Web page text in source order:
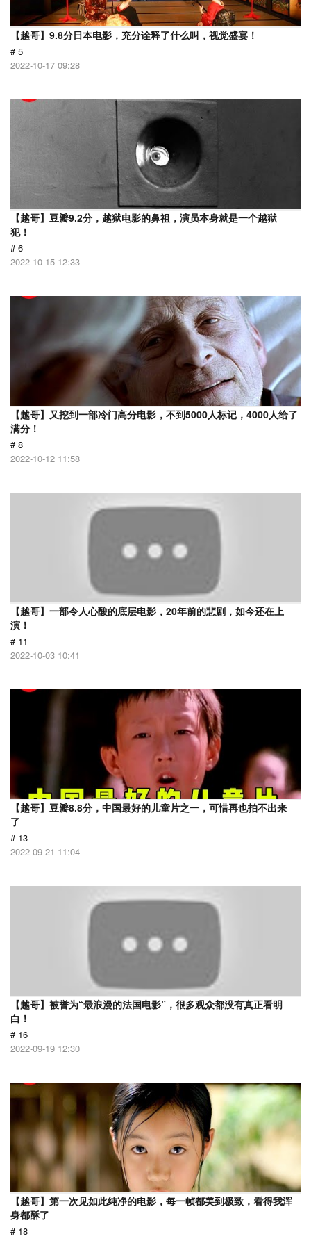
【越哥】9.8分日本电影，充分诠释了什么叫，视觉盛宴！
# 5
2022-10-17 09:28
【越哥】豆瓣9.2分，越狱电影的鼻祖，演员本身就是一个越狱
犯！
# 6
2022-10-15 12:33
【越哥】又挖到一部冷门高分电影，不到5000人标记，4000人给了
满分！
# 8
2022-10-12 11:58
【越哥】一部令人心酸的底层电影，20年前的悲剧，如今还在上
演！
# 11
2022-10-03 10:41
【越哥】豆瓣8.8分，中国最好的儿童片之一，可惜再也拍不出来
了
# 13
2022-09-21 11:04
【越哥】被誉为“最浪漫的法国电影”，很多观众都没有真正看明
白！
# 16
2022-09-19 12:30
【越哥】第一次见如此纯净的电影，每一帧都美到极致，看得我浑
身都酥了
# 18